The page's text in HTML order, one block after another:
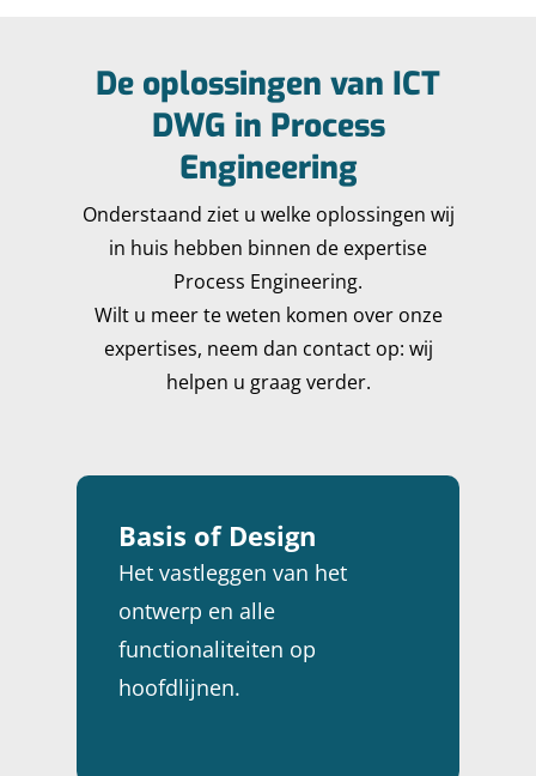
De oplossingen van ICT
DWG in Process
Engineering
Onderstaand ziet u welke oplossingen wij
in huis hebben binnen de expertise
Process Engineering.
Wilt u meer te weten komen over onze
expertises, neem dan contact op: wij
helpen u graag verder.
Basis of Design
Het vastleggen van het
ontwerp en alle
functionaliteiten op
hoofdlijnen.